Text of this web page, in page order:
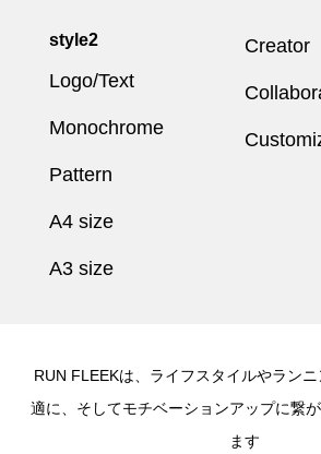
style2
Logo/Text
Monochrome
Pattern
A4 size
A3 size
Creator
RUN FLEEKは、ライフスタイルやラン
適に、そしてモチベーションアップに繋
ます